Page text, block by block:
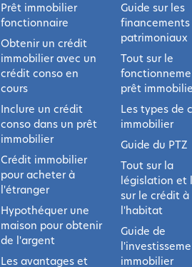
Prêt immobilier
fonctionnaire
Obtenir un crédit
immobilier avec un
crédit conso en
cours
Inclure un crédit
conso dans un prêt
immobilier
Crédit immobilier
pour acheter à
l'étranger
Hypothéquer une
maison pour obtenir
de l'argent
Les avantages et
Guide sur les
financements
patrimoniaux
Tout sur le
prêt
Les types de
immobilier
Guide du PTZ
Tout sur la
législation et
sur le crédit à
l'habitat
Guide de
immobilier